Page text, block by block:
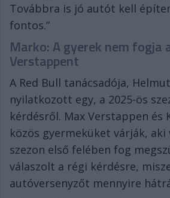
Továbbra is jó autót kell
fontos.”
Marko: A gyerek nem fogja
Verstappent
A Red Bull tanácsadója,
nyilatkozott egy, a 2025-ös
kérdésről. Max Verstappen és
közös gyermeküket várják, aki
szezon első felében fog
válaszolt a régi kérdésre,
autóversenyzőt mennyire